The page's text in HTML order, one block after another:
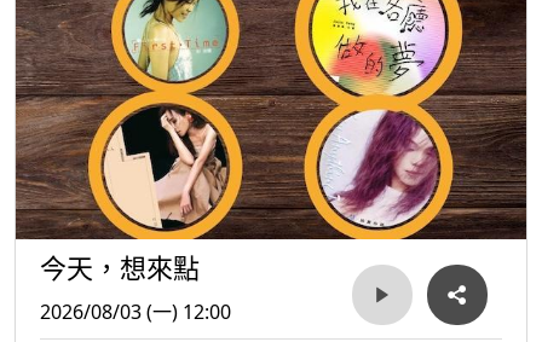
今天，想來點
2026/08/03 (一) 12:00